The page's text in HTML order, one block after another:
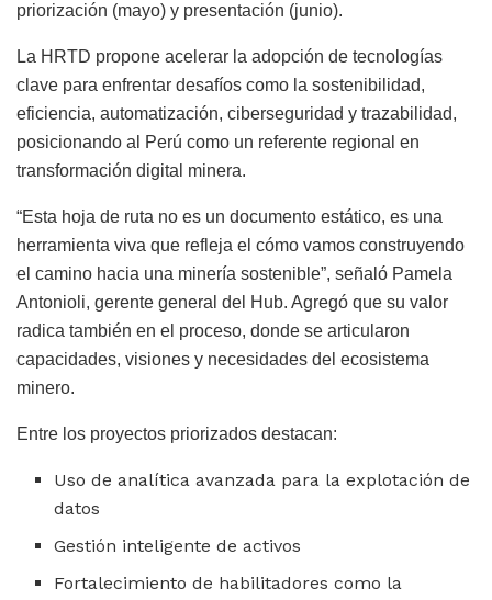
priorización (mayo) y presentación (junio).
La HRTD propone acelerar la adopción de tecnologías
clave para enfrentar desafíos como la sostenibilidad,
eficiencia, automatización, ciberseguridad y trazabilidad,
posicionando al Perú como un referente regional en
transformación digital minera.
“Esta hoja de ruta no es un documento estático, es una
herramienta viva que refleja el cómo vamos construyendo
el camino hacia una minería sostenible”, señaló Pamela
Antonioli, gerente general del Hub. Agregó que su valor
radica también en el proceso, donde se articularon
capacidades, visiones y necesidades del ecosistema
minero.
Entre los proyectos priorizados destacan:
Uso de analítica avanzada para la explotación de
datos
Gestión inteligente de activos
Fortalecimiento de habilitadores como la